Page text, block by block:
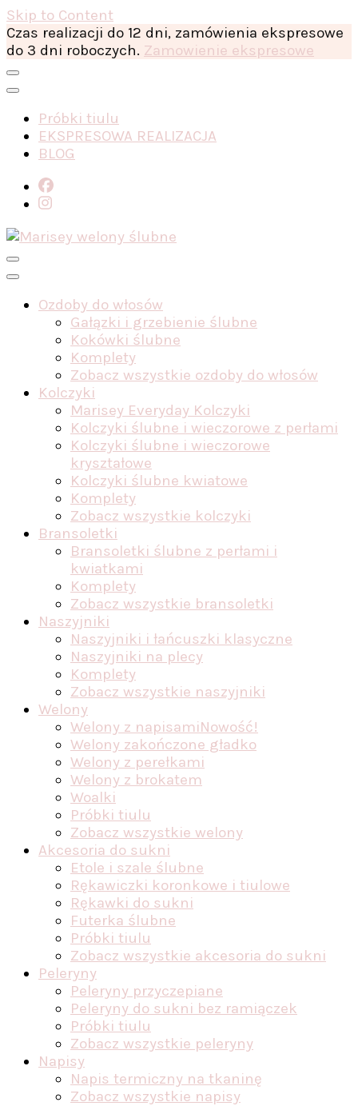
Skip to Content
Czas realizacji do 12 dni, zamówienia ekspresowe
do 3 dni roboczych. Zamowienie ekspresowe
Próbki tiulu
EKSPRESOWA REALIZACJA
BLOG
Ozdoby do włosów
Gałązki i grzebienie ślubne
Kokówki ślubne
Komplety
Zobacz wszystkie ozdoby do włosów
Kolczyki
Marisey Everyday Kolczyki
Kolczyki ślubne i wieczorowe z perłami
Kolczyki ślubne i wieczorowe
kryształowe
Kolczyki ślubne kwiatowe
Komplety
Zobacz wszystkie kolczyki
Bransoletki
Bransoletki ślubne z perłami i
kwiatkami
Komplety
Zobacz wszystkie bransoletki
Naszyjniki
Naszyjniki i łańcuszki klasyczne
Naszyjniki na plecy
Komplety
Zobacz wszystkie naszyjniki
Welony
Welony z napisamiNowość!
Welony zakończone gładko
Welony z perełkami
Welony z brokatem
Woalki
Próbki tiulu
Zobacz wszystkie welony
Akcesoria do sukni
Etole i szale ślubne
Rękawiczki koronkowe i tiulowe
Rękawki do sukni
Futerka ślubne
Próbki tiulu
Zobacz wszystkie akcesoria do sukni
Peleryny
Peleryny przyczepiane
Peleryny do sukni bez ramiączek
Próbki tiulu
Zobacz wszystkie peleryny
Napisy
Napis termiczny na tkaninę
Zobacz wszystkie napisy